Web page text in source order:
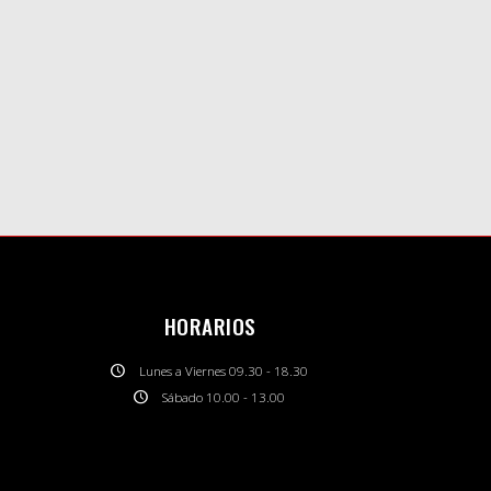
HORARIOS
Lunes a Viernes 09.30 - 18.30
Sábado 10.00 - 13.00